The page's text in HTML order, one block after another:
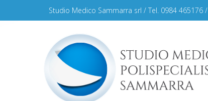
Studio Medico Sammarra srl / Tel. 0984 465176 /